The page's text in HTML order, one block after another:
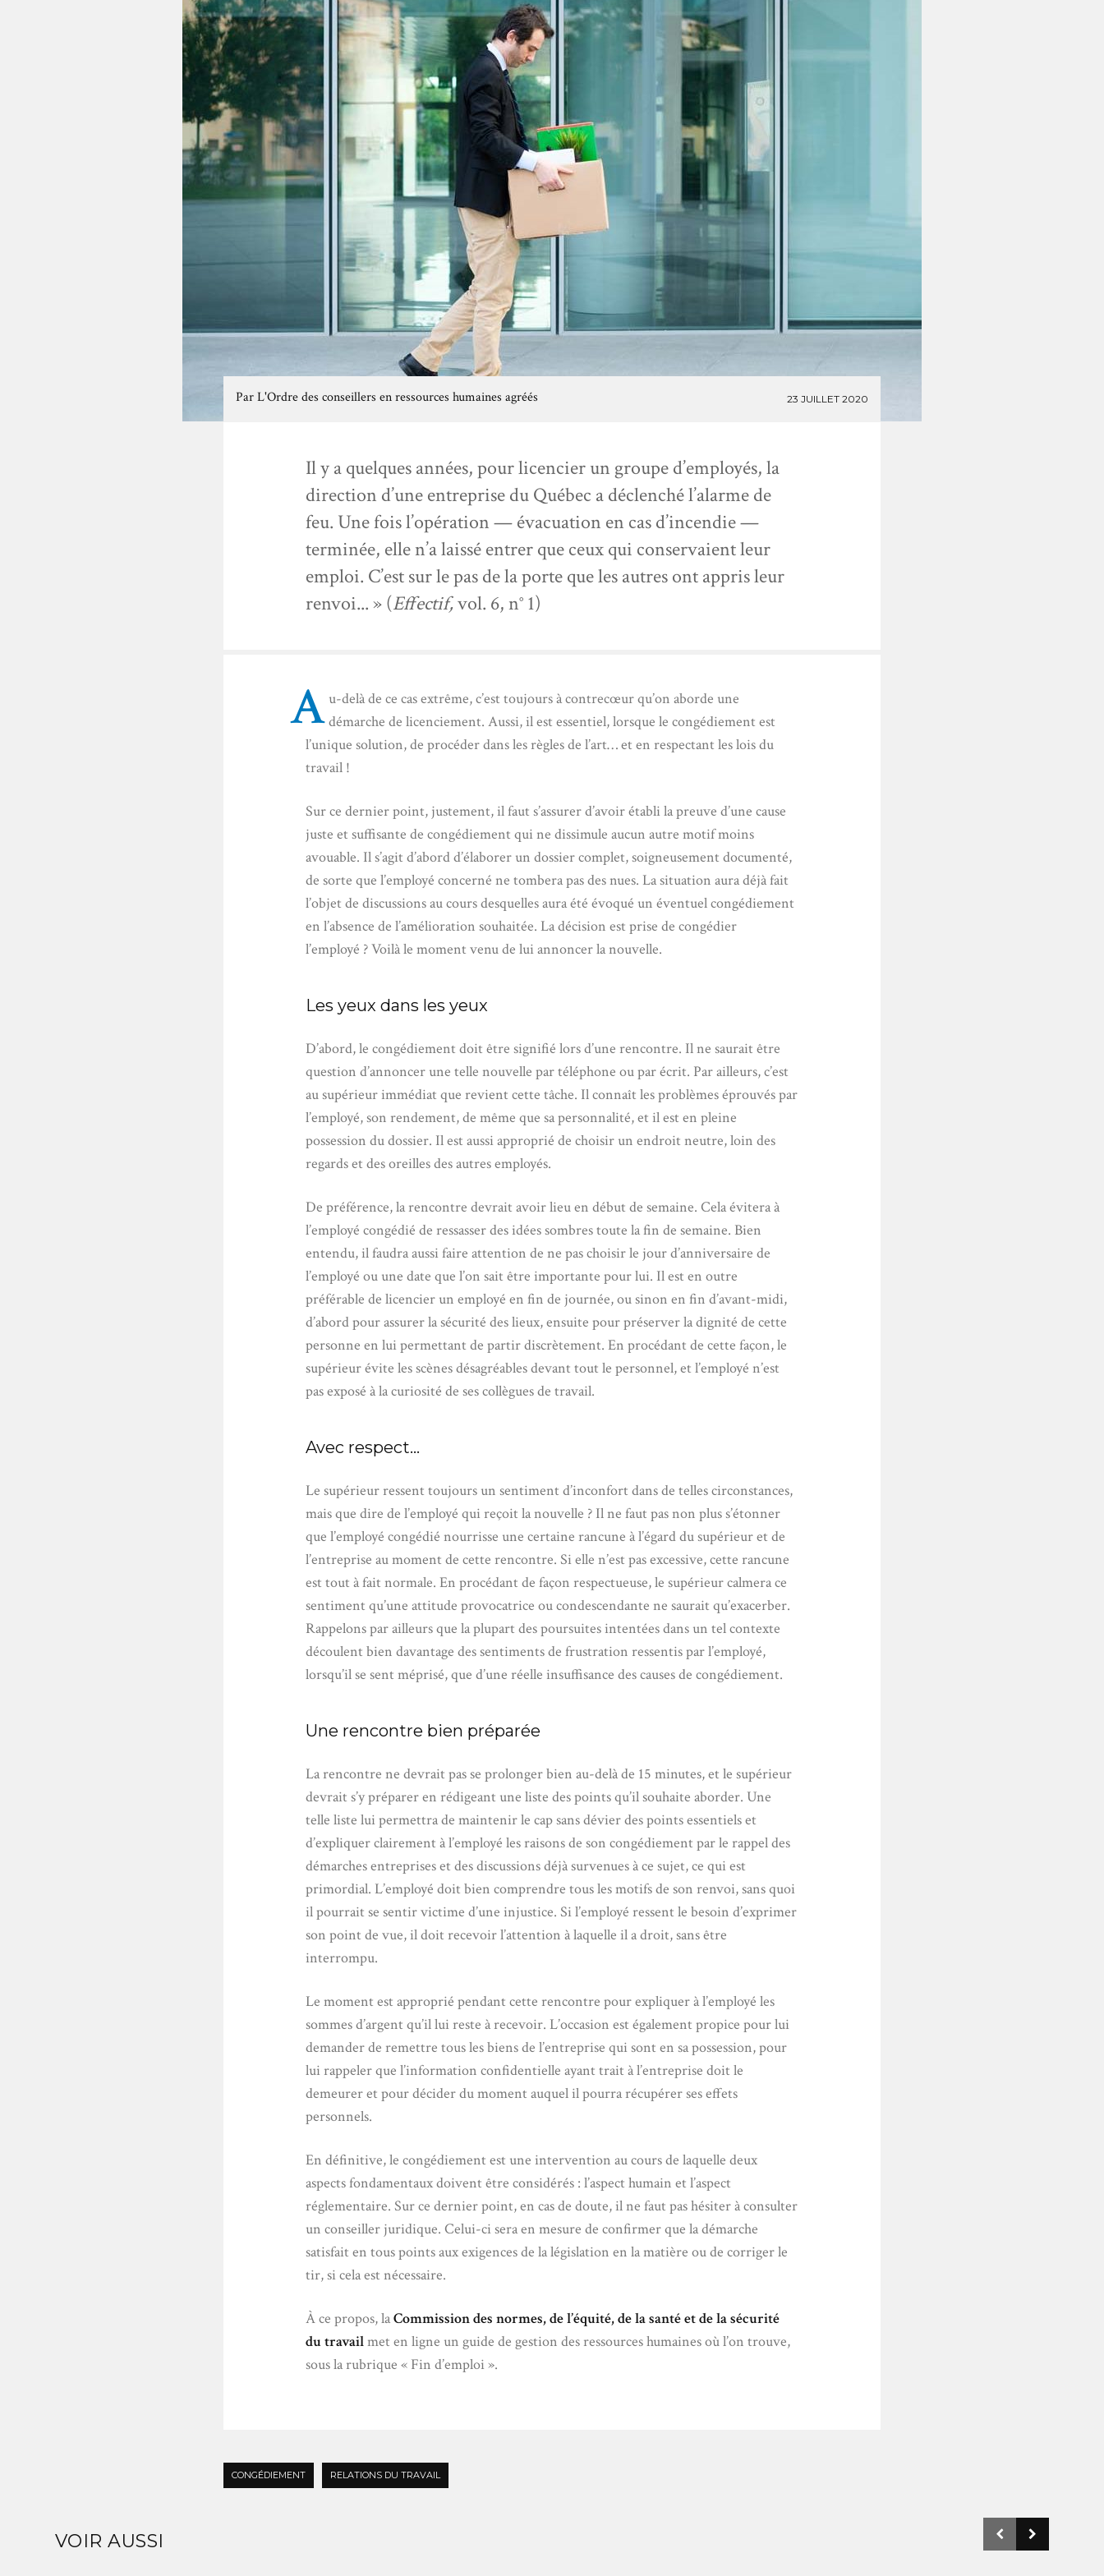
23 JUILLET 2020
ParL'Ordre des conseillers en ressources humaines agréés
Il y a quelques années, pour licencier un groupe d’employés, la
direction d’une entreprise du Québec a déclenché l’alarme de
feu. Une fois l’opération — évacuation en cas d’incendie —
terminée, elle n’a laissé entrer que ceux qui conservaient leur
emploi. C’est sur le pas de la porte que les autres ont appris leur
renvoi... » (Effectif,vol. 6, n° 1)
A u-delà de ce cas extrême, c’est toujours à contrecœur qu’on aborde une
démarche de licenciement. Aussi, il est essentiel, lorsque le congédiement est
l’unique solution, de procéder dans les règles de l’art… et en respectant les lois du
travail !
Sur ce dernier point, justement, il faut s’assurer d’avoir établi la preuve d’une cause
juste et suffisante de congédiement qui ne dissimule aucun autre motif moins
avouable. Il s’agit d’abord d’élaborer un dossier complet, soigneusement documenté,
de sorte que l’employé concerné ne tombera pas des nues. La situation aura déjà fait
l’objet de discussions au cours desquelles aura été évoqué un éventuel congédiement
en l’absence de l’amélioration souhaitée. La décision est prise de congédier
l’employé ? Voilà le moment venu de lui annoncer la nouvelle.
Les yeux dans les yeux
D’abord, le congédiement doit être signifié lors d’une rencontre. Il ne saurait être
question d’annoncer une telle nouvelle par téléphone ou par écrit. Par ailleurs, c’est
au supérieur immédiat que revient cette tâche. Il connaît les problèmes éprouvés par
l’employé, son rendement, de même que sa personnalité, et il est en pleine
possession du dossier. Il est aussi approprié de choisir un endroit neutre, loin des
regards et des oreilles des autres employés.
De préférence, la rencontre devrait avoir lieu en début de semaine. Cela évitera à
l’employé congédié de ressasser des idées sombres toute la fin de semaine. Bien
entendu, il faudra aussi faire attention de ne pas choisir le jour d’anniversaire de
l’employé ou une date que l’on sait être importante pour lui. Il est en outre
préférable de licencier un employé en fin de journée, ou sinon en fin d’avant-midi,
d’abord pour assurer la sécurité des lieux, ensuite pour préserver la dignité de cette
personne en lui permettant de partir discrètement. En procédant de cette façon, le
supérieur évite les scènes désagréables devant tout le personnel, et l’employé n’est
pas exposé à la curiosité de ses collègues de travail.
Avec respect…
Le supérieur ressent toujours un sentiment d’inconfort dans de telles circonstances,
mais que dire de l’employé qui reçoit la nouvelle ? Il ne faut pas non plus s’étonner
que l’employé congédié nourrisse une certaine rancune à l’égard du supérieur et de
l’entreprise au moment de cette rencontre. Si elle n’est pas excessive, cette rancune
est tout à fait normale. En procédant de façon respectueuse, le supérieur calmera ce
sentiment qu’une attitude provocatrice ou condescendante ne saurait qu’exacerber.
Rappelons par ailleurs que la plupart des poursuites intentées dans un tel contexte
découlent bien davantage des sentiments de frustration ressentis par l’employé,
lorsqu’il se sent méprisé, que d’une réelle insuffisance des causes de congédiement.
Une rencontre bien préparée
La rencontre ne devrait pas se prolonger bien au-delà de 15 minutes, et le supérieur
devrait s’y préparer en rédigeant une liste des points qu’il souhaite aborder. Une
telle liste lui permettra de maintenir le cap sans dévier des points essentiels et
d’expliquer clairement à l’employé les raisons de son congédiement par le rappel des
démarches entreprises et des discussions déjà survenues à ce sujet, ce qui est
primordial. L’employé doit bien comprendre tous les motifs de son renvoi, sans quoi
il pourrait se sentir victime d’une injustice. Si l’employé ressent le besoin d’exprimer
son point de vue, il doit recevoir l’attention à laquelle il a droit, sans être
interrompu.
Le moment est approprié pendant cette rencontre pour expliquer à l’employé les
sommes d’argent qu’il lui reste à recevoir. L’occasion est également propice pour lui
demander de remettre tous les biens de l’entreprise qui sont en sa possession, pour
lui rappeler que l’information confidentielle ayant trait à l’entreprise doit le
demeurer et pour décider du moment auquel il pourra récupérer ses effets
personnels.
En définitive, le congédiement est une intervention au cours de laquelle deux
aspects fondamentaux doivent être considérés : l’aspect humain et l’aspect
réglementaire. Sur ce dernier point, en cas de doute, il ne faut pas hésiter à consulter
un conseiller juridique. Celui-ci sera en mesure de confirmer que la démarche
satisfait en tous points aux exigences de la législation en la matière ou de corriger le
tir, si cela est nécessaire.
À ce propos, laCommission des normes, de l’équité, de la santé et de la sécurité
du travailmet en ligne un guide de gestion des ressources humaines où l’on trouve,
sous la rubrique « Fin d’emploi ».
CONGÉDIEMENT RELATIONS DU TRAVAIL
VOIR AUSSI